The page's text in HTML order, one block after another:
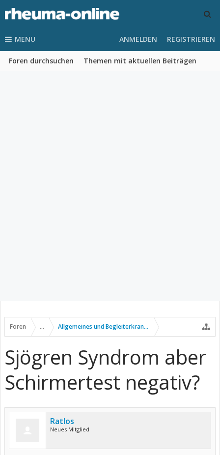
MENU
Foren durchsuchen Themen mit aktuellen Beiträgen
ANMELDEN REGISTRIEREN
Foren ... Allgemeines und Begleiterkrankungen
Sjögren Syndrom aber
Schirmertest negativ?
Ratlos
Neues Mitglied